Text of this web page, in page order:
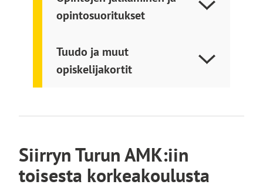
opintosuoritukset
Tuudo ja muut
opiskelijakortit
Siirryn Turun AMK:iin
toisesta korkeakoulusta